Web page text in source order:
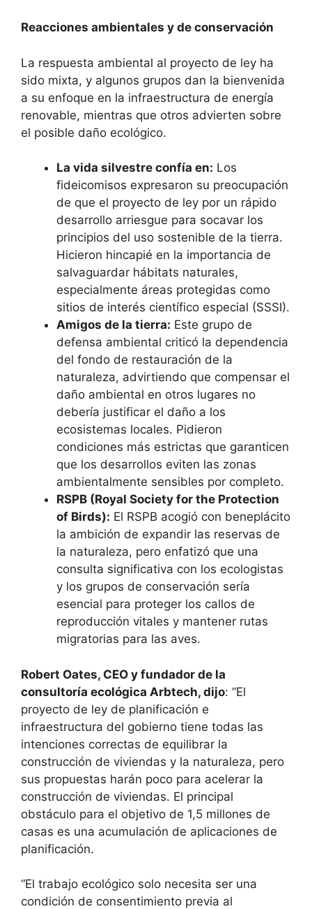
Reacciones ambientales y de conservación
La respuesta ambiental al proyecto de ley ha
sido mixta, y algunos grupos dan la bienvenida
a su enfoque en la infraestructura de energía
renovable, mientras que otros advierten sobre
el posible daño ecológico.
La vida silvestre confía en: Los
fideicomisos expresaron su preocupación
de que el proyecto de ley por un rápido
desarrollo arriesgue para socavar los
principios del uso sostenible de la tierra.
Hicieron hincapié en la importancia de
salvaguardar hábitats naturales,
especialmente áreas protegidas como
sitios de interés científico especial (SSSI).
Amigos de la tierra: Este grupo de
defensa ambiental criticó la dependencia
del fondo de restauración de la
naturaleza, advirtiendo que compensar el
daño ambiental en otros lugares no
debería justificar el daño a los
ecosistemas locales. Pidieron
condiciones más estrictas que garanticen
que los desarrollos eviten las zonas
ambientalmente sensibles por completo.
RSPB (Royal Society for the Protection
of Birds): El RSPB acogió con beneplácito
la ambición de expandir las reservas de
la naturaleza, pero enfatizó que una
consulta significativa con los ecologistas
y los grupos de conservación sería
esencial para proteger los callos de
reproducción vitales y mantener rutas
migratorias para las aves.
Robert Oates, CEO y fundador de la
consultoría ecológica Arbtech, dijo: “El
proyecto de ley de planificación e
infraestructura del gobierno tiene todas las
intenciones correctas de equilibrar la
construcción de viviendas y la naturaleza, pero
sus propuestas harán poco para acelerar la
construcción de viviendas. El principal
obstáculo para el objetivo de 1,5 millones de
casas es una acumulación de aplicaciones de
planificación.
“El trabajo ecológico solo necesita ser una
condición de consentimiento previa al